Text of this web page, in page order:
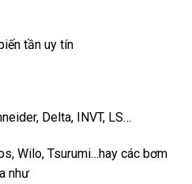
tần uy tín
Delta, INVT, LS…
Wilo, Tsurumi…hay các bơm
như